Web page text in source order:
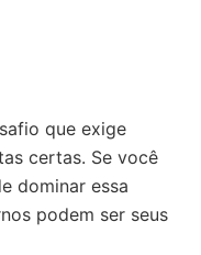
que exige
certas. Se você
dominar essa
podem ser seus